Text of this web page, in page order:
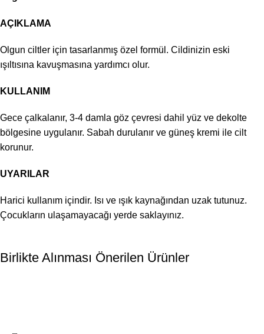
AÇIKLAMA
Olgun ciltler için tasarlanmış özel formül. Cildinizin eski
ışıltısına kavuşmasına yardımcı olur.
KULLANIM
Gece çalkalanır, 3-4 damla göz çevresi dahil yüz ve dekolte
bölgesine uygulanır. Sabah durulanır ve güneş kremi ile cilt
korunur.
UYARILAR
Harici kullanım içindir. Isı ve ışık kaynağından uzak tutunuz.
Çocukların ulaşamayacağı yerde saklayınız.
Birlikte Alınması Önerilen Ürünler